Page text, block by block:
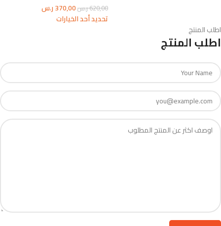
620,00ر.س370,00ر.س
تحديد أحد الخيارات
اطلب المنتج
اطلب المنتج